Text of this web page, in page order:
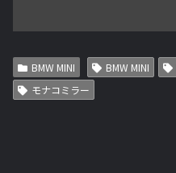
BMW MINI BMW MINI
モナコミラー